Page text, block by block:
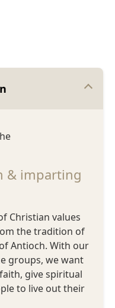
& imparting
Christian values
the tradition of
Antioch. With our
groups, we want
give spiritual
to live out their